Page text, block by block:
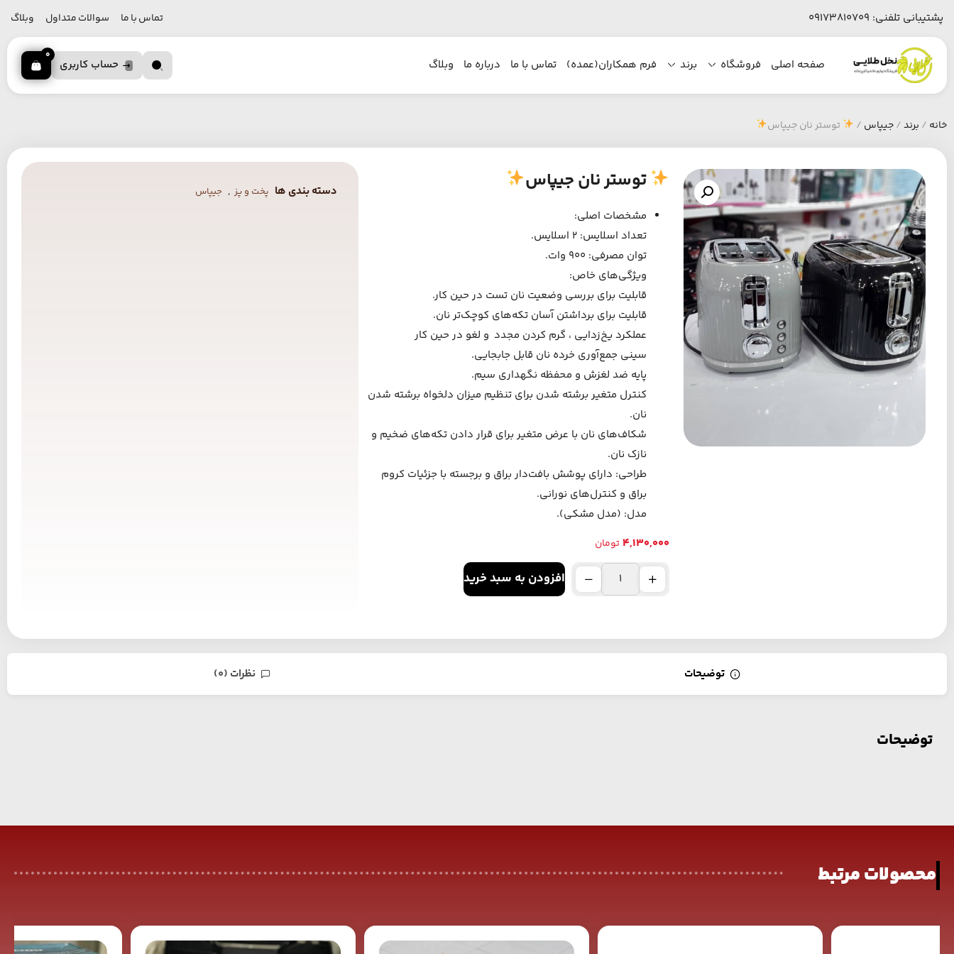
پشتیبانی تلفنی: 09173810709 تماس با ما سوالات متداول وبلاگ
صفحه اصلی فروشگاه برند فرم همکاران(عمده) تماس با ما درباره ما وبلاگ حساب کاربری
0
خانه / برند/جیپاس / توستر نان جیپاس
توستر نان جیپاس
مشخصات اصلی:
تعداد اسلایس: 2 اسلایس.
توان مصرفی: 900 وات.
ویژگی‌های خاص:
قابلیت برای بررسی وضعیت نان تست در حین کار.
قابلیت برای برداشتن آسان تکه‌های کوچک‌تر نان.
عملکرد یخ‌زدایی ، گرم کردن مجدد و لغو در حین کار
سینی جمع‌آوری خرده نان قابل جابجایی.
پایه ضد لغزش و محفظه نگهداری سیم.
کنترل متغیر برشته شدن برای تنظیم میزان دلخواه برشته شدن
نان.
شکاف‌های نان با عرض متغیر برای قرار دادن تکه‌های ضخیم و
نازک نان.
طراحی: دارای پوشش بافت‌دار براق و برجسته با جزئیات کروم
براق و کنترل‌های نورانی.
مدل: (مدل مشکی).
4,130,000تومان
افزودن به سبد خرید
دسته بندی ها پخت و پز , جیپاس
توضیحات نظرات (0)
توضیحات
محصولات مرتبط